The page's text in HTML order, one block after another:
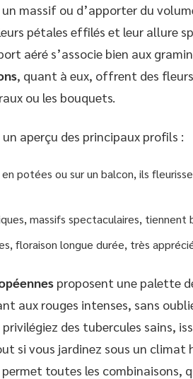
massif ou d’apporter du
pétales effilés et leur allure
aéré s’associe bien aux
, quant à eux, offrent des
ou les bouquets.
aperçu des principaux profils :
potées ou sur un balcon, ils
massifs spectaculaires, tiennent
floraison longue durée, très
proposent une palette
aux rouges intenses, sans
des tubercules sains,
si vous jardinez sous un climat
toutes les combinaisons,